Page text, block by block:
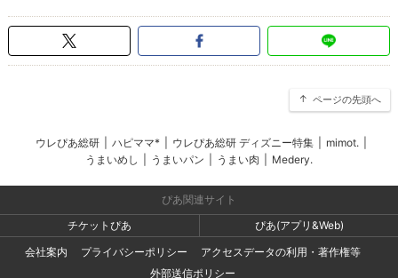
ページの先頭へ
ウレぴあ総研 ハピママ* ウレぴあ総研 ディズニー特集 mimot.
うまいめし
うまいパン うまい肉 Medery.
ぴあ関連サイト
チケットぴあ
ぴあ(アプリ&Web)
会社案内
プライバシーポリシー
アクセスデータの利用・著作権等
外部送信ポリシー